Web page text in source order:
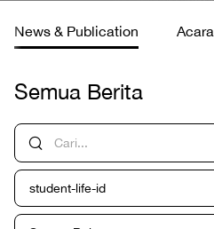
News & Publication Acara
Semua Berita
student-life-id